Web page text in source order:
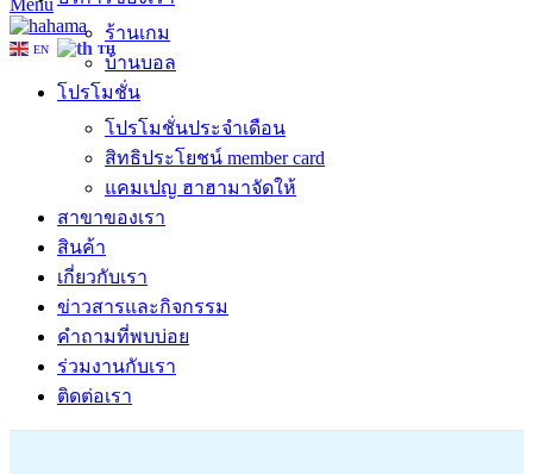
Menu
EN TH
ร้านเกม
บ้านบอล
โปรโมชั่น
โปรโมชั่นประจำเดือน
สิทธิประโยชน์ member card
แคมเปญ ฮาฮามาจัดให้
สาขาของเรา
สินค้า
เกี่ยวกับเรา
ข่าวสารและกิจกรรม
คำถามที่พบบ่อย
ร่วมงานกับเรา
ติดต่อเรา